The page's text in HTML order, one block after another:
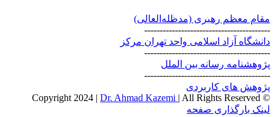
مقام معظم رهبری (مد‌ظله‌العالی)
-----------------------------------------
دانشگاه آزاد اسلامی واحد تهران مرکز
-----------------------------------------
پژوهشنامه رسانه بین الملل
-----------------------------------------
پژوهش های کاربردی
© Copyright 2024 |
Dr. Ahmad Kazemi | All Rights Reserved
Instagram
X
لینک بارگذاری صفحه